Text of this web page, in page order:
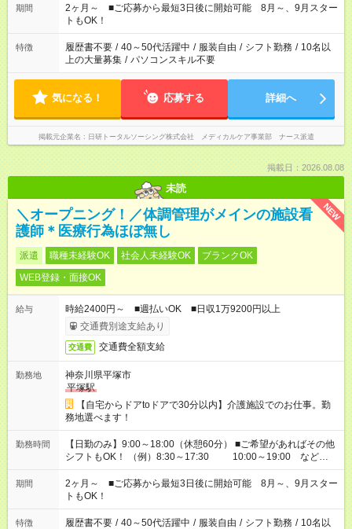
など、あなたのご希望に沿ったお仕事をご紹介します！ ※Wワ
ーク希望の方へ 今ご覧のお仕事で希望する勤務時間と、もう1つ
のお仕事の勤務時間。 合計で週40時間を超える場合は応募でき
ません
期間
2ヶ月～ ■ご応募から最短3日後に開始可能 8月～、9月スター
トもOK！
特徴 履歴書不要 / 40～50代活躍中 / 服装自由 / シフト勤務 / 10名以
上の大量募集 / パソコンスキル不要
気になる！ 応募する 詳細へ
掲載元企業名 日研トータルソーシング株式会社 メディカルケア事業部 ナース派遣
掲載日：2026.08.08
未読
NEW
＼オープニング！／体調管理がメインの施設看
護師＊医療行為ほぼ無し
派遣 職種未経験OK 社会人未経験OK
ブランクOK
WEB登録・面接OK
給与
時給2400円～ ■週払いOK ■日収1万9200円以上
交通費別途支給あり
交通費 交通費全額支給
勤務地
神奈川県平塚市
平塚駅
【自宅からドアtoドアで30分以内】介護施設でのお仕事。勤
務地選べます！
勤務時間
【日勤のみ】9:00～18:00（休憩60分） ■ご希望があればその他
シフトもOK！ （例）8:30～17:30 10:00～19:00 など
「家族とお休みを合わせたい」 「できれば残業はしたくない」
など、あなたのご希望に沿ったお仕事をご紹介します！ ※Wワ
ーク希望の方へ 今ご覧のお仕事で希望する勤務時間と、もう1つ
のお仕事の勤務時間。 合計で週40時間を超える場合は応募でき
ません
期間
2ヶ月～ ■ご応募から最短3日後に開始可能 8月～、9月スター
トもOK！
特徴 履歴書不要 / 40～50代活躍中 / 服装自由 / シフト勤務 / 10名以